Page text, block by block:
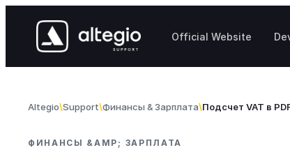
Official Website
Altegio Support Финансы & Зарплата Подсчет VAT в
ФИНАНСЫ &AMP; ЗАРПЛАТА